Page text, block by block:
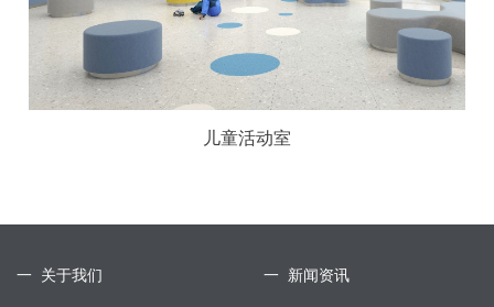
儿童活动室
一 关于我们 一 新闻资讯